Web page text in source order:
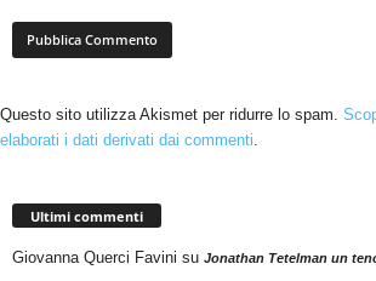
Questo sito utilizza Akismet per ridurre lo spam.
elaborati i dati derivati dai commenti.
Ultimi commenti
Giovanna Querci Favini su Jonathan Tetelman un